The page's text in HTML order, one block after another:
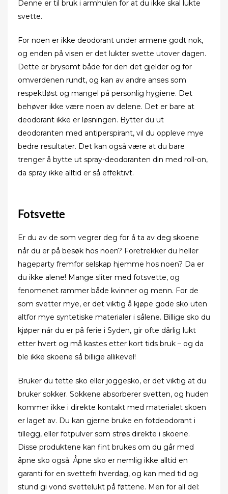
Denne er til bruk i armhulen for at du ikke skal lukte
svette.
For noen er ikke deodorant under armene godt nok,
og enden på visen er det lukter svette utover dagen.
Dette er brysomt både for den det gjelder og for
omverdenen rundt, og kan av andre anses som
respektløst og mangel på personlig hygiene. Det
behøver ikke være noen av delene. Det er bare at
deodorant ikke er løsningen. Bytter du ut
deodoranten med antiperspirant, vil du oppleve mye
bedre resultater. Det kan også være at du bare
trenger å bytte ut spray-deodoranten din med roll-on,
da spray ikke alltid er så effektivt.
Fotsvette
Er du av de som vegrer deg for å ta av deg skoene
når du er på besøk hos noen? Foretrekker du heller
hageparty fremfor selskap hjemme hos noen? Da er
du ikke alene! Mange sliter med fotsvette, og
fenomenet rammer både kvinner og menn. For de
som svetter mye, er det viktig å kjøpe gode sko uten
altfor mye syntetiske materialer i sålene. Billige sko du
kjøper når du er på ferie i Syden, gir ofte dårlig lukt
etter hvert og må kastes etter kort tids bruk – og da
ble ikke skoene så billige allikevel!
Bruker du tette sko eller joggesko, er det viktig at du
bruker sokker. Sokkene absorberer svetten, og huden
kommer ikke i direkte kontakt med materialet skoen
er laget av. Du kan gjerne bruke en fotdeodorant i
tillegg, eller fotpulver som strøs direkte i skoene.
Disse produktene kan fint brukes om du går med
åpne sko også. Åpne sko er nemlig ikke alltid en
garanti for en svettefri hverdag, og kan med tid og
stund gi vond svettelukt på føttene. Men for all del: